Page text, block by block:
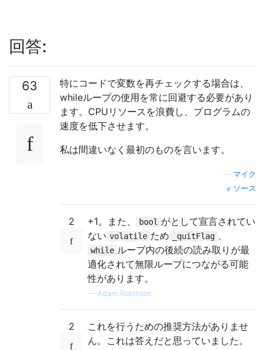
回答:
63
特にコードで変数を再チェックする場合は、
whileループの使用を常に回避する必要があり
ます。CPUリソースを浪費し、プログラムの
速度を低下させます。
私は間違いなく最初のものを言います。
マイク
ソース
2 +1。また、 bool がとして宣言されてい
ない volatile ため _quitFlag
while ループ内の後続の読み取りが最
適化されて無限ループにつながる可能
性があります。
— Adam Robinson
2
これを行うための推奨方法がありませ
ん。これは答えだと思っていました。